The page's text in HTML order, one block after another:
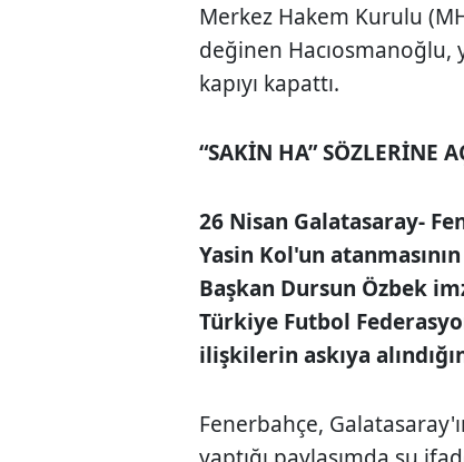
Merkez Hakem Kurulu
değinen Hacıosmanoğlu,
kapıyı kapattı.
“SAKİN HA” SÖZLERİNE
26 Nisan Galatasaray-
Yasin Kol'un
Başkan Dursun Özbek
Türkiye Futbol
ilişkilerin askıya
Fenerbahçe,